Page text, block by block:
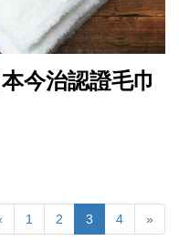
今治認證毛巾
1 2 3 4 »